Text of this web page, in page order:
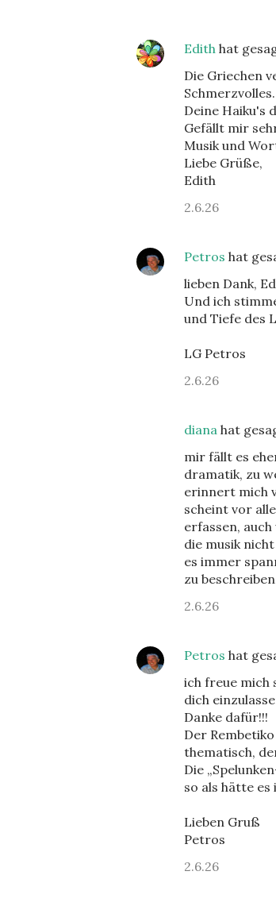
Edith hat
Die Griechen
Schmerzvolles.
Deine Haiku's
Gefällt mir
Musik und
Liebe Grüße,
Edith
2.6.26
Petros hat
lieben Dank,
Und ich
und Tiefe des
LG Petros
2.6.26
diana hat
mir fällt es
dramatik, zu
erinnert mich
scheint vor
erfassen,
die musik
es immer
zu
2.6.26
Petros hat
ich freue mich
dich
Danke dafür!!!
Der
thematisch,
Die
so als hätte es
Lieben Gruß
Petros
2.6.26